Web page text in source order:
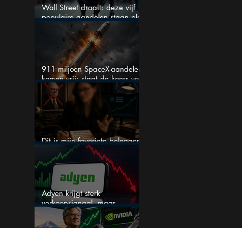
Wall Street draait: deze vijf
populaire aandelen staan plots
onder spanning
911 miljoen SpaceX-aandelen
komen vrij: staat de koers voor
een nieuwe crash?
Dit is mijn favoriete belegger…
en het is niet Warren Buffett
Adyen krijgt sterk
verkoopsignaal, maar
analisten zien juist een
koopkans